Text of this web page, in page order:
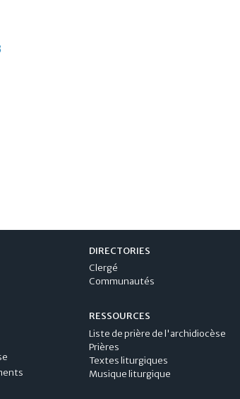
DIRECTORIES
Clergé
Communautés
RESSOURCES
Liste de prière de l'archidiocèse
Prières
Textes liturgiques
Musique liturgique